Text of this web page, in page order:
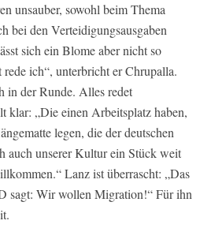
unsauber, sowohl beim Thema
bei den Verteidigungsausgaben
sich ein Blome aber nicht so
ich“, unterbricht er Chrupalla.
in der Runde. Alles redet
klar: „Die einen Arbeitsplatz haben,
legen, die der deutschen
auch unserer Kultur ein Stück weit
Lanz ist überrascht: „Das
sagt: Wir wollen Migration!“ Für ihn